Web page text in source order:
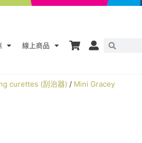
線上商品
curettes (刮治器) / Mini Gracey